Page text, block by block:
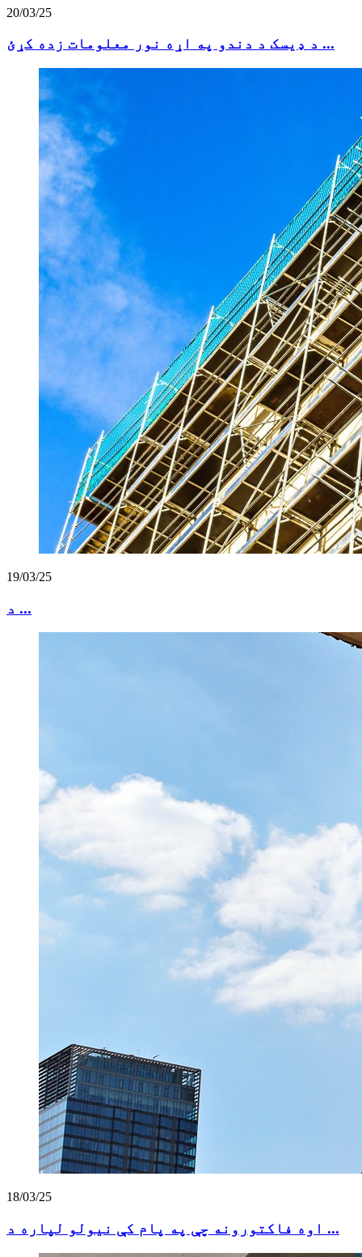
20/03/25
د ډیسک د دندو په اړه نور معلومات زده کړئ ...
19/03/25
د ...
18/03/25
اوه فاکتورونه چې په پام کې نیولو لپاره د ...